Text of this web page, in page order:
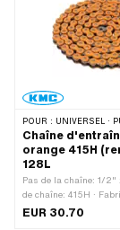
POUR : UNIVERSEL · PUCH · SACHS · PONY / CILO (BÊTA 521 & 512) · ZÜNDAPP
Chaîne
orange 415H
128L
Pas de la chaîne: 1/2"
de chaîne: 415H ·
Matériau: Acier ·
EUR 30.70